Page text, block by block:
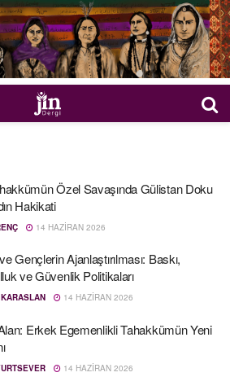
Özel Savaşında Gülistan Doku
Hakikati
14 HAZIRAN 2026
Gençlerin Ajanlaştırılması: Baskı,
ve Güvenlik Politikaları
14 HAZIRAN 2026
Erkek Egemenlikli Tahakkümün Yeni
14 HAZIRAN 2026